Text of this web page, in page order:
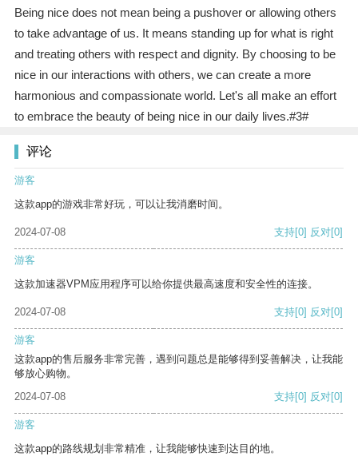
Being nice does not mean being a pushover or allowing others
to take advantage of us. It means standing up for what is right
and treating others with respect and dignity. By choosing to be
nice in our interactions with others, we can create a more
harmonious and compassionate world. Let's all make an effort
to embrace the beauty of being nice in our daily lives.#3#
评论
游客
这款app的游戏非常好玩，可以让我消磨时间。
2024-07-08 支持[0] 反对[0]
游客
这款加速器VPM应用程序可以给你提供最高速度和安全性的连接。
2024-07-08 支持[0] 反对[0]
游客
这款app的售后服务非常完善，遇到问题总是能够得到妥善解决，让我能
够放心购物。
2024-07-08
支持[0] 反对[0]
游客
这款app的路线规划非常精准，让我能够快速到达目的地。